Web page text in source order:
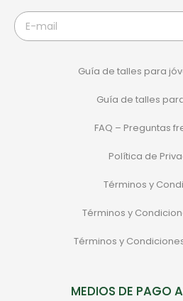
Guía de talles para
Guía de talles
FAQ – Preguntas
Política de
Términos y
Términos y
Términos y
MEDIOS DE PAGO